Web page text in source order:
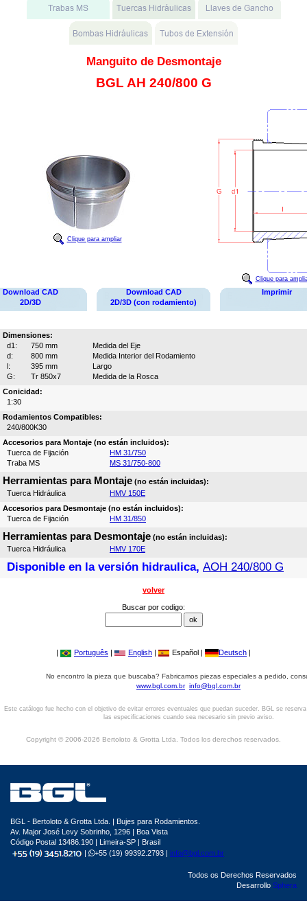
Manguito de Desmontaje
BGL AH 240/800 G
Clique para ampliar
Clique para
Download CAD
2D/3D
Download CAD
2D/3D (con rodamiento)
Imprimir
Dimensiones:
d1:
750 mm
Medida del Eje
d:
800 mm
Medida Interior del Rodamiento
l:
395 mm
Largo
G:
Tr 850x7
Medida de la Rosca
Conicidad:
1:30
Rodamientos Compatibles:
240/800K30
Accesorios para Montaje (no están incluidos):
Tuerca de Fijación
HM 31/750
Traba MS
MS 31/750-800
Herramientas para Montaje (no están incluidas):
Tuerca Hidráulica
HMV 150E
Accesorios para Desmontaje (no están incluidos):
Tuerca de Fijación
HM 31/850
Herramientas para Desmontaje (no están incluidas):
Tuerca Hidráulica
HMV 170E
Disponible en la versión hidraulica, AOH 240/800 G
volver
Buscar por codigo:
| Português | English | Español | Deutsch |
No encontro la pieza que buscaba? Fabricamos piezas especiales a pedido,
www.bgl.com.br info@bgl.com.br
Este catálogo fue hecho con el objetivo de evitar errores eventuales que puedan suceder. BGL se
las especificaciones cuando sea necesario sin previo aviso.
Copyright © 2006-2026 Bertoloto & Grotta Ltda. Todos los derechos reservados.
BGL - Bertoloto & Grotta Ltda. | Bujes para Rodamientos.
Av. Major José Levy Sobrinho, 1296 | Boa Vista
Código Postal 13486.190 | Limeira-SP | Brasil
|
+55 (19) 99392.2793 | info@bgl.com.br
Todos os Derechos Reservados
Desarrollo Sphera